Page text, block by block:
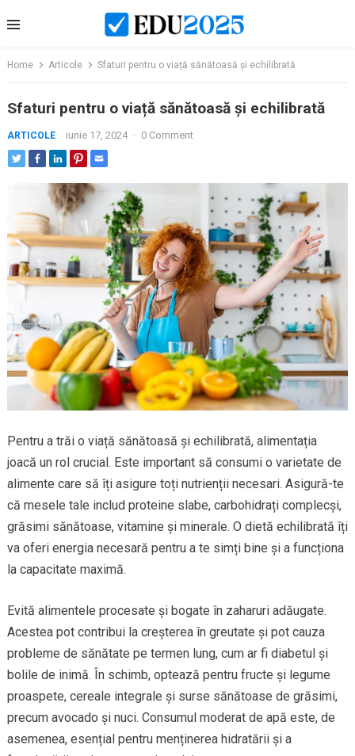
to
Home Articole Sfaturi pentru o viață sănătoasă și echilibrată
Sfaturi pentru o viață sănătoasă și echilibrată
ARTICOLE iunie 17, 2024 · 0 Comment
Pentru a trăi o viață sănătoasă și echilibrată, alimentația
joacă un rol crucial. Este important să consumi o varietate de
alimente care să îți asigure toți nutrienții necesari. Asigură-te
că mesele tale includ proteine slabe, carbohidrați complecși,
grăsimi sănătoase, vitamine și minerale. O dietă echilibrată îți
va oferi energia necesară pentru a te simți bine și a funcționa
la capacitate maximă.
Evită alimentele procesate și bogate în zaharuri adăugate.
Acestea pot contribui la creșterea în greutate și pot cauza
probleme de sănătate pe termen lung, cum ar fi diabetul și
bolile de inimă. În schimb, optează pentru fructe și legume
proaspete, cereale integrale și surse sănătoase de grăsimi,
precum avocado și nuci. Consumul moderat de apă este, de
asemenea, esențial pentru menținerea hidratării și a